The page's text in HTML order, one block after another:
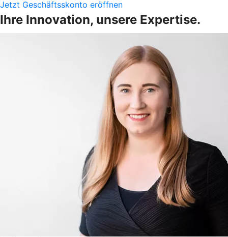
Jetzt Geschäftsskonto eröffnen
Ihre Innovation, unsere Expertise.